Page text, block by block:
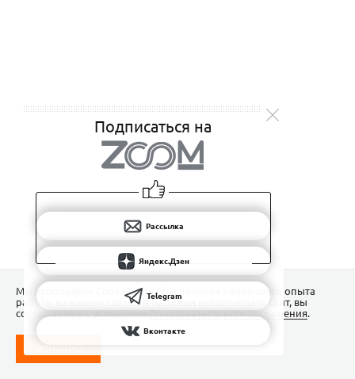
Подписаться на
Рассылка
Яндекс.Дзен
Telegram
Вконтакте
Мы используем Сookies для обеспечения наилучшего опыта
работы на нашем сайте. Продолжая использовать сайт, вы
соглашаетесь с условиямиПользовательского соглашения.
ПОНЯТНО